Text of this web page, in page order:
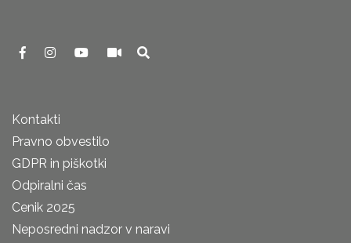
Kontakti
Pravno obvestilo
GDPR in piškotki
Odpiralni čas
Cenik 2025
Neposredni nadzor v naravi